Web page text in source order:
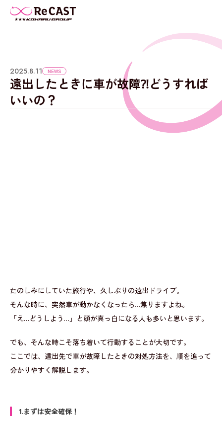
2025.8.11 NEWS
遠出したときに車が故障⁈どうすれば
いいの？
たのしみにしていた旅行や、久しぶりの遠出ドライブ。
そんな時に、突然車が動かなくなったら…焦りますよね。
「え…どうしよう…」と頭が真っ白になる人も多いと思います。
でも、そんな時こそ落ち着いて行動することが大切です。
ここでは、遠出先で車が故障したときの対処方法を、順を追って
分かりやすく解説します。
1.まずは安全確保！